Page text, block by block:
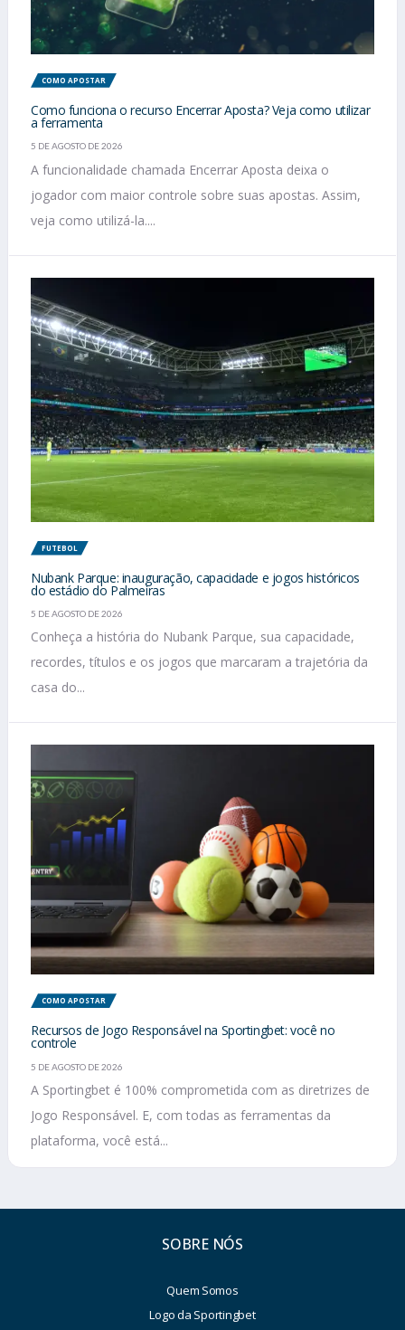
COMO APOSTAR
Como funciona o recurso Encerrar Aposta? Veja como utilizar
a ferramenta
5 DE AGOSTO DE 2026
A funcionalidade chamada Encerrar Aposta deixa o
jogador com maior controle sobre suas apostas. Assim,
veja como utilizá-la....
FUTEBOL
Nubank Parque: inauguração, capacidade e jogos históricos
do estádio do Palmeiras
5 DE AGOSTO DE 2026
Conheça a história do Nubank Parque, sua capacidade,
recordes, títulos e os jogos que marcaram a trajetória da
casa do...
COMO APOSTAR
Recursos de Jogo Responsável na Sportingbet: você no
controle
5 DE AGOSTO DE 2026
A Sportingbet é 100% comprometida com as diretrizes de
Jogo Responsável. E, com todas as ferramentas da
plataforma, você está...
SOBRE NÓS
Quem Somos
Logo da Sportingbet